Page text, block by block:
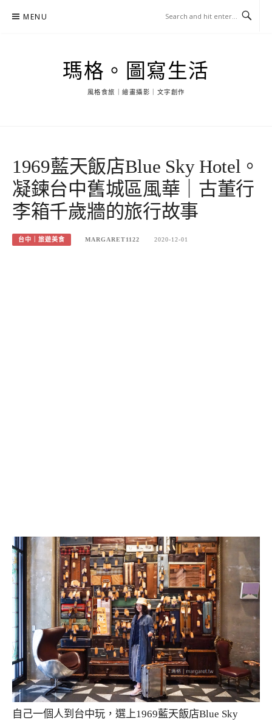
MENU
瑪格。圖寫生活
風格食旅｜繪畫攝影｜文字創作
1969藍天飯店Blue Sky Hotel。
凝鍊台中舊城區風華｜古董行
李箱千歲牆的旅行故事
台中｜旅遊美食 MARGARET1122 2020-12-01
自己一個人到台中玩，選上1969藍天飯店Blue Sky